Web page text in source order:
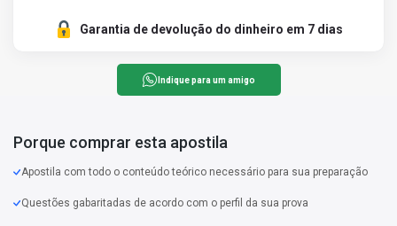
Garantia de devolução do dinheiro em 7 dias
Indique para um amigo
Porque comprar esta apostila
Apostila com todo o conteúdo teórico necessário para sua preparação
Questões gabaritadas de acordo com o perfil da sua prova